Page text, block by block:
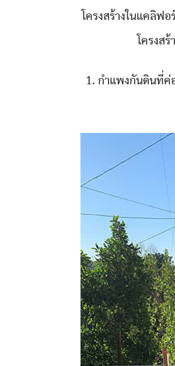
โครงสร้างในแคลิฟ
โครงส
1. กำแพงกันดินที่ค่